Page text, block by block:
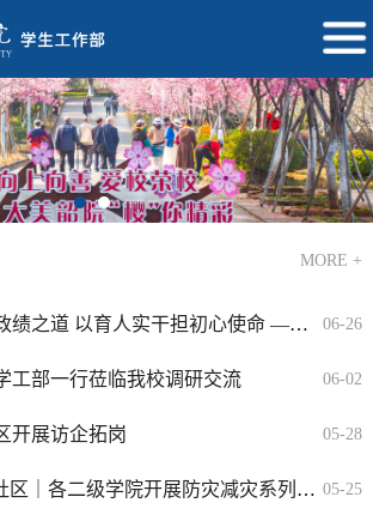
MORE +
06-26
人实干担初心使命 ——学生工作部党支部开展专题党课学习
06-02
工部一行莅临我校调研交流
05-28
开展访企拓岗
05-25
级学院开展防灾减灾系列活动，筑牢安全防线从我做起